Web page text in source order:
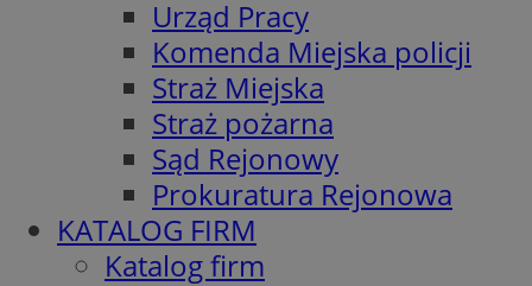
Urząd Pracy
Komenda Miejska policji
Straż Miejska
Straż pożarna
Sąd Rejonowy
Prokuratura Rejonowa
KATALOG FIRM
Katalog firm